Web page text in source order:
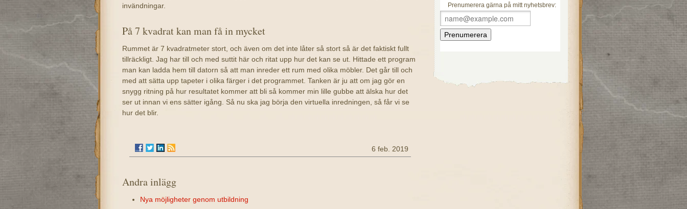
invändningar.
På 7 kvadrat kan man få in mycket
Rummet är 7 kvadratmeter stort, och även om det inte låter så stort så är det faktiskt fullt
tillräckligt. Jag har till och med suttit här och ritat upp hur det kan se ut. Hittade ett program
man kan ladda hem till datorn så att man inreder ett rum med olika möbler. Det går till och
med att sätta upp tapeter i olika färger i det programmet. Tanken är ju att om jag gör en
snygg ritning på hur resultatet kommer att bli så kommer min lille gubbe att älska hur det
ser ut innan vi ens sätter igång. Så nu ska jag börja den virtuella inredningen, så får vi se
hur det blir.
6 feb. 2019
Andra inlägg
Nya möjligheter genom utbildning
Prenumerera gärna på mitt nyhetsbrev: